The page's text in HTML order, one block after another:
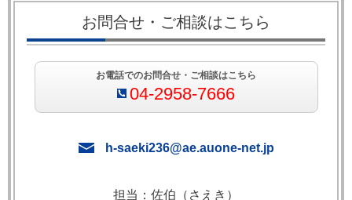
お問合せ・ご相談はこちら
お電話でのお問合せ・ご相談はこちら
04-2958-7666
h-saeki236@ae.auone-net.jp
担当：佐伯（さえき）